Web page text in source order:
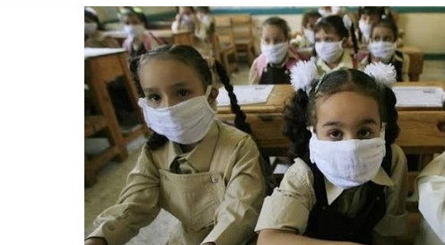
الدكتور محمد زهران.. ويؤكد:
وضمانات المحاكمة العادلة